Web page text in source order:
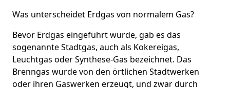
Was unterscheidet Erdgas von normalem Gas?
Bevor Erdgas eingeführt wurde, gab es das
sogenannte Stadtgas, auch als Kokereigas,
Leuchtgas oder Synthese-Gas bezeichnet. Das
Brenngas wurde von den örtlichen Stadtwerken
oder ihren Gaswerken erzeugt, und zwar durch